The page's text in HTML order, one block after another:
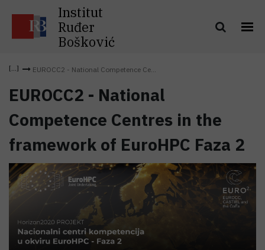
Institut
Ruđer
Bošković
EUROCC2 - National Competence Ce...
EUROCC2 - National
Competence Centres in the
framework of EuroHPC Faza 2